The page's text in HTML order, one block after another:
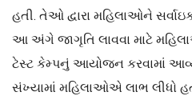
હતી. તેઓ દ્વારા મહિલાઓને
આ અંગે જાગૃતિ લાવવા માટે
ટેસ્ટ કેમ્પનું આયોજન કરવામાં
સંખ્યામાં મહિલાઓએ લાભ લીધો